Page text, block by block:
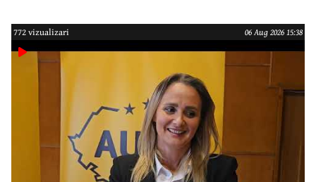
772 vizualizari 06 Aug 2026 15:38